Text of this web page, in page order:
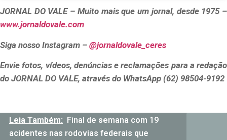
JORNAL DO VALE – Muito mais que um jornal, desde 1975 –
www.jornaldovale.com
Siga nosso Instagram – @jornaldovale_ceres
Envie fotos, vídeos, denúncias e reclamações para a redação
do JORNAL DO VALE, através do WhatsApp (62) 98504-9192
Leia Também: Final de semana com 19
acidentes nas rodovias federais que